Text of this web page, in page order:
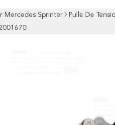
Mercedes Sprinter
Pulle De